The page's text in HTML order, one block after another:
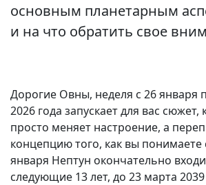
основным планетарным
и на что обратить свое
Дорогие Овны, неделя с 26 января
2026 года запускает для вас
просто меняет настроение, а
концепцию того, как вы понимаете
января Нептун окончательно
следующие 13 лет, до 23 марта